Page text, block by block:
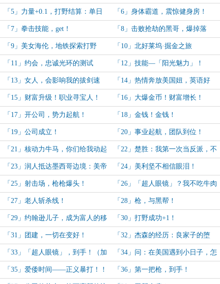
「5」力量+0.1，打野结算：单日
450美金！
「6」身体霸道，震惊健身房！
「7」拳击技能，get！ 「8」击败抢劫的黑哥，爆掉落
了！
「9」美女海伦，地铁探索打野 「10」北好莱坞·掘金之旅
「11」约会，忠诚光环的测试 「12」技能—「阳光魅力」！
「13」女人，会影响我的拔剑速
度！
「14」热情奔放美国妞，英语好
啊，英语得学啊！
「15」财富升级！职业寻宝人！ 「16」大爆金币！财富增长！
「17」开公司，势力起航！ 「18」金钱！金钱！
「19」公司成立！ 「20」事业起航，团队到位！
「21」核动力牛马，你们给我动起
来！
「22」楚胜：我第一次当反派，不
太熟！
「23」润人抵达墨西哥边境：美帝
天堂，我来了！
「24」美利坚不相信眼泪！
「25」射击场，枪枪爆头！ 「26」「超人眼镜」？我不吃牛肉
进度+1！
「27」老人斩杀线！ 「28」枪，与黑帮！
「29」约翰逊儿子，成为富人的移
动血袋/器官库？
「30」打野成功+1！
「31」团建，一切在变好！ 「32」杰森的经历：良家子的堕
落！
「33」「超人眼镜」，到手！（加
更，求月票）
「34」问：在美国遇到小日子，怎
么处理？
「35」爱倭时间——正义暴打！！ 「36」第一把枪，到手！